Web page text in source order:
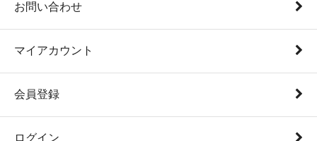
お問い合わせ
マイアカウント
会員登録
ログイン